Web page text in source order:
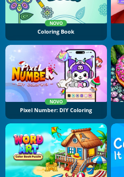
NOVO
Coloring Book
NOVO
Pixel Number: DIY Coloring